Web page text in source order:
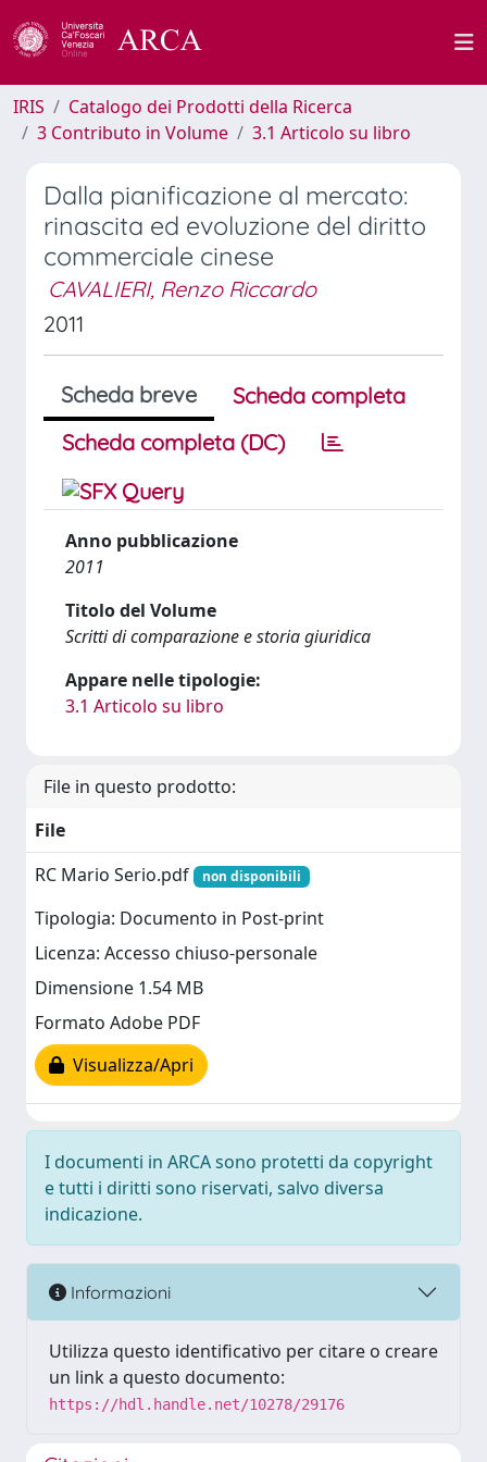
IRIS
Catalogo dei Prodotti della Ricerca
3 Contributo in Volume
3.1 Articolo su libro
Dalla pianificazione al mercato:
rinascita ed evoluzione del diritto
commerciale cinese
CAVALIERI, Renzo Riccardo
2011
Scheda breve
Scheda completa
Scheda completa (DC)
Anno pubblicazione
2011
Titolo del Volume
Scritti di comparazione e storia giuridica
Appare nelle tipologie:
3.1 Articolo su libro
File in questo prodotto:
File
RC Mario Serio.pdf
non disponibili
Tipologia: Documento in Post-print
Licenza: Accesso chiuso-personale
Dimensione 1.54 MB
Formato Adobe PDF
Visualizza/Apri
I documenti in ARCA sono protetti da copyright
e tutti i diritti sono riservati, salvo diversa
indicazione.
Informazioni
Utilizza questo identificativo per citare o creare
un link a questo documento:
https://hdl.handle.net/10278/29176